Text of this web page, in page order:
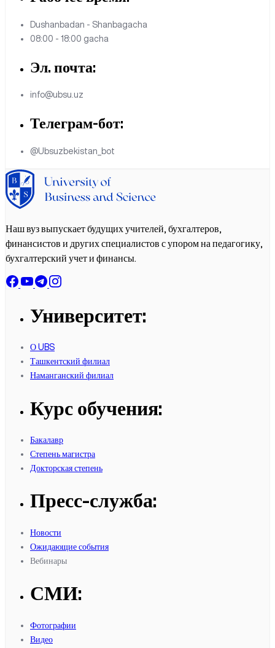
Dushanbadan - Shanbagacha
08:00 - 18:00 gacha
Эл. почта:
info@ubsu.uz
Телеграм-бот:
@Ubsuzbekistan_bot
Наш вуз выпускает будущих учителей, бухгалтеров,
финансистов и других специалистов с упором на педагогику,
бухгалтерский учет и финансы.
Университет:
О UBS
Ташкентский филиал
Наманганский филиал
Курс обучения:
Бакалавр
Степень магистра
Докторская степень
Пресс-служба:
Новости
Ожидающие события
Вебинары
СМИ:
Фотографии
Видео